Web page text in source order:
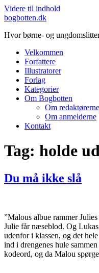
Videre til indhold
bogbotten.dk
Hvor børne- og
Velkommen
Forfattere
Illustratorer
Forlag
Kategorier
Om Bogbotten
Om redaktørerne
Om anmelderne
Kontakt
Tag: holde
Du må ikke slå
”Malous albue rammer
Julie får næseblod. Og
udenfor i klassen, og det
ind i drengenes hule
kodeord, og da Malou